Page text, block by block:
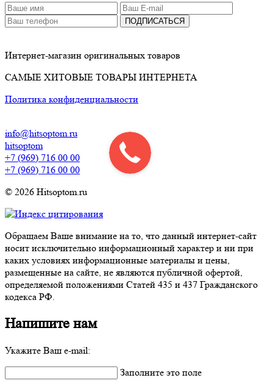
ПОДПИСАТЬСЯ
Интернет-магазин оригинальных товаров
САМЫЕ ХИТОВЫЕ ТОВАРЫ ИНТЕРНЕТА
Политика конфиденциальности
info@hitsoptom.ru
hitsoptom
+7 (969) 716 00 00
+7 (969) 716 00 00
© 2026 Hitsoptom.ru
Обращаем Ваше внимание на то, что данный интернет-сайт
носит исключительно информационный характер и ни при
каких условиях информационные материалы и цены,
размещенные на сайте, не являются публичной офертой,
определяемой положениями Статей 435 и 437 Гражданского
кодекса РФ.
Напишите нам
Укажите Ваш e-mail:
Заполните это поле